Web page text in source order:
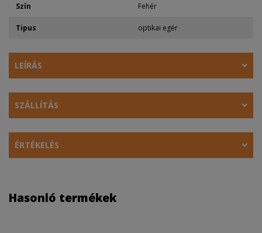
Szín Fehér
Tipus optikai egér
LEÍRÁS
SZÁLLÍTÁS
ÉRTÉKELÉS
Hasonló termékek